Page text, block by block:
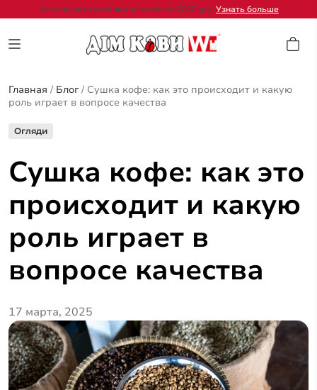
Бесплатная доставка заказов от 2000 грн. Узнать больше
Главная / Блог / Сушка кофе: как это происходит и какую
роль играет в вопросе качества
Огляди
Сушка кофе: как это
происходит и какую
роль играет в
вопросе качества
17 марта, 2025